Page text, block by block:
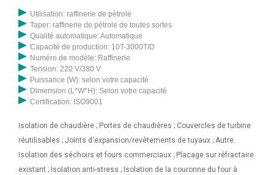
Utilisation: raffinerie de pétrole
Taper: raffinerie de pétrole de toutes sortes
Qualité automatique: Automatique
Capacité de production: 10T-3000T/D
Numéro de modèle: Raffinerie
Tension: 220 V/380 V
Puissance (W): selon votre capacité
Dimension (L*W*H): Selon votre capacité
Certification: ISO9001
Isolation de chaudière ; Portes de chaudières ; Couvercles de turbine
réutilisables ; Joints d'expansion/revêtements de tuyaux ; Autre.
Isolation des séchoirs et fours commerciaux ; Placage sur réfractaire
existant ; Isolation anti-stress ; Isolation de la couronne du four à